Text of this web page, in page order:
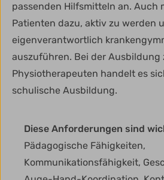
passenden Hilfsmitteln an. Auch
Patienten dazu, aktiv zu werden
eigenverantwortlich
auszuführen. Bei der Ausbildung
Physiotherapeuten handelt es
schulische Ausbildung.
Diese Anforderungen sind
Pädagogische Fähigkeiten,
Kommunikationsfähigkeit,